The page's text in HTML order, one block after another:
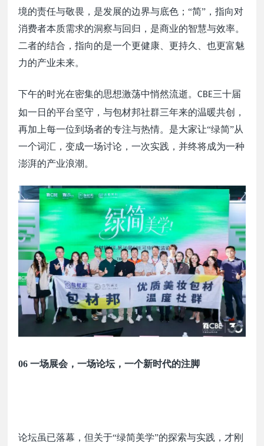
境的责任与敬畏，是发展的边界与底色；“简”，指向对
消费者本质需求的洞察与回归，是商业的智慧与效率。
二者的结合，指向的是一个更健康、更持久、也更富魅
力的产业未来。
下午的时光在密集的思想激荡中悄然流逝。CBE三十届
如一日的平台坚守，与包材邦社群三年来的温暖共创，
再加上每一位到场者的专注与热情。是大家让“绿简”从
一个词汇，变成一场讨论，一次实践，并终将成为一种
澎湃的产业浪潮。
06 一场展会，一场论坛，一个新时代的注脚
论坛虽已落幕，但关于“绿简美学”的探索与实践，才刚